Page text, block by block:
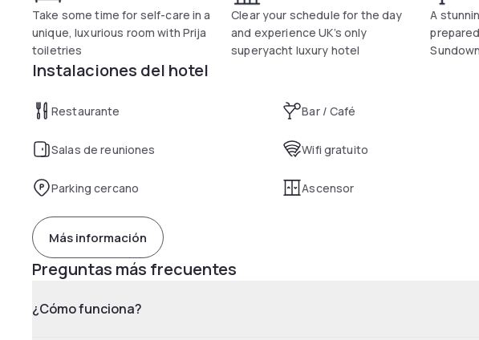
Take some time for self-care in a
unique, luxurious room with Prija
toiletries
Clear your schedule for the day
and experience UK’s only
superyacht luxury hotel
A
Instalaciones del hotel
Restaurante Bar / Café
Salas de reuniones Wifi gratuito
Parking cercano Ascensor
Más información
Preguntas más frecuentes
¿Cómo funciona?